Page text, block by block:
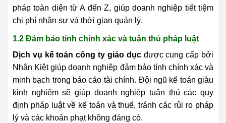
pháp toàn diện từ A đến Z, giúp doanh nghiệp tiết tiệm
chi phí nhân sự và thời gian quản lý.
1.2 Đảm bảo tính chính xác và tuân thủ pháp luật
Dịch vụ kế toán công ty giáo dụcđược cung cấp bởi
Nhân Kiệt giúp doanh nghiệp đảm bảo tính chính xác và
minh bạch trong báo cáo tài chính. Đội ngũ kế toán giàu
kinh nghiệm sẽ giúp doanh nghiệp tuân thủ các quy
định pháp luật về kế toán và thuế, tránh các rủi ro pháp
lý và các khoản phạt không đáng có.